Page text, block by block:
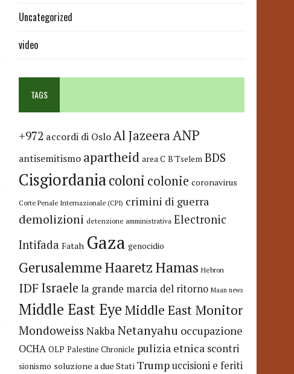
Uncategorized
video
TAGS
+972 accordi di OsloAl JazeeraANP
antisemitismo apartheid area C B'Tselem BDS
Cisgiordaniacoloni colonie coronavirus
Corte Penale Internazionale (CPI) crimini di guerra
demolizioni detenzione amministrativa Electronic
Intifada Fatah Gaza genocidio
GerusalemmeHaaretzHamas Hebron
IDF Israele la grande marcia del ritorno Maan news
Middle East Eye Middle East Monitor
Mondoweiss Nakba Netanyahu occupazione
OCHA OLP Palestine Chronicle pulizia etnica scontri
sionismo soluzione a due Stati Trumpuccisioni e feriti